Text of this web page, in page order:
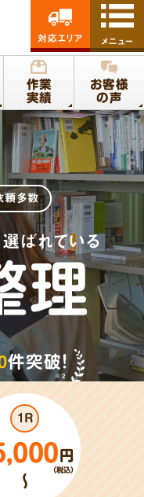
作業
実績
お客様
の声
対応エリア メニュー
頼多数
選ばれている
※2
件突破!
1R
円
（税込）
～